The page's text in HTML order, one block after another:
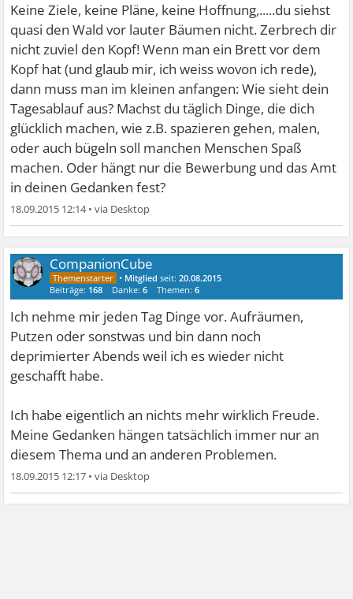
Keine Ziele, keine Pläne, keine Hoffnung,.....du siehst
quasi den Wald vor lauter Bäumen nicht. Zerbrech dir
nicht zuviel den Kopf! Wenn man ein Brett vor dem
Kopf hat (und glaub mir, ich weiss wovon ich rede),
dann muss man im kleinen anfangen: Wie sieht dein
Tagesablauf aus? Machst du täglich Dinge, die dich
glücklich machen, wie z.B. spazieren gehen, malen,
oder auch bügeln soll manchen Menschen Spaß
machen. Oder hängt nur die Bewerbung und das Amt
in deinen Gedanken fest?
18.09.2015 12:14•
CompanionCube
• Mitglied seit:20.08.2015
Beiträge: 168 Danke:6 Themen:6
Ich nehme mir jeden Tag Dinge vor. Aufräumen,
Putzen oder sonstwas und bin dann noch
deprimierter Abends weil ich es wieder nicht
geschafft habe.
Ich habe eigentlich an nichts mehr wirklich Freude.
Meine Gedanken hängen tatsächlich immer nur an
diesem Thema und an anderen Problemen.
18.09.2015 12:17 •